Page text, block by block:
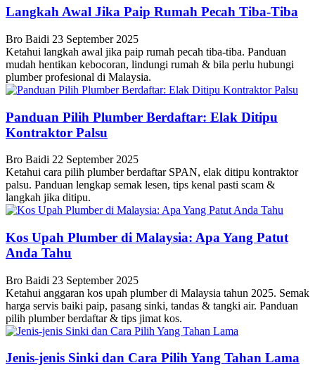
Langkah Awal Jika Paip Rumah Pecah Tiba-Tiba
Bro Baidi 23 September 2025
Ketahui langkah awal jika paip rumah pecah tiba-tiba. Panduan
mudah hentikan kebocoran, lindungi rumah & bila perlu hubungi
plumber profesional di Malaysia.
Panduan Pilih Plumber Berdaftar: Elak Ditipu
Kontraktor Palsu
Bro Baidi 22 September 2025
Ketahui cara pilih plumber berdaftar SPAN, elak ditipu kontraktor
palsu. Panduan lengkap semak lesen, tips kenal pasti scam &
langkah jika ditipu.
Kos Upah Plumber di Malaysia: Apa Yang Patut
Anda Tahu
Bro Baidi 23 September 2025
Ketahui anggaran kos upah plumber di Malaysia tahun 2025. Semak
harga servis baiki paip, pasang sinki, tandas & tangki air. Panduan
pilih plumber berdaftar & tips jimat kos.
Jenis-jenis Sinki dan Cara Pilih Yang Tahan Lama